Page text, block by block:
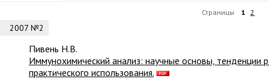
Страницы 1 2
2007 №2
Пивень Н.В.
Иммунохимический анализ: научные основы, тенденции
практического использования.